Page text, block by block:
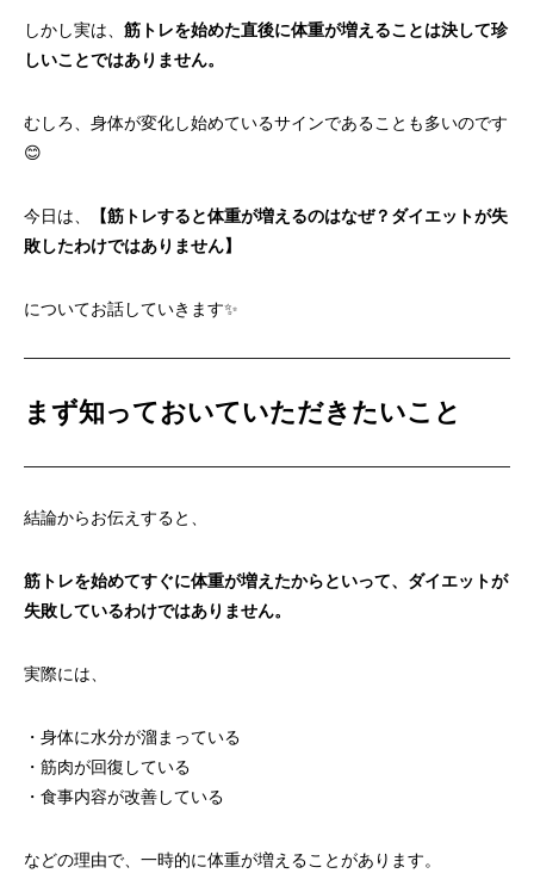
しかし実は、 筋トレを始めた直後に体重が増えることは決して珍
しいことではありません。
むしろ、身体が変化し始めているサインであることも多いのです
😊
今日は、
【筋トレすると体重が増えるのはなぜ？ダイエットが失
敗したわけではありません】
についてお話していきます✨
まず知っておいていただきたいこと
結論からお伝えすると、
筋トレを始めてすぐに体重が増えたからといって、ダイエットが
失敗しているわけではありません。
実際には、
・身体に水分が溜まっている
・筋肉が回復している
・食事内容が改善している
などの理由で、一時的に体重が増えることがあります。